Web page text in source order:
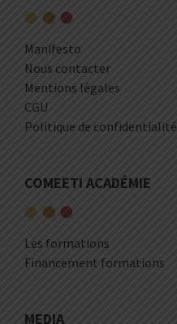
Manifesto
Nous contacter
Mentions légales
CGU
Politique de confidentialité
COMEETI ACADÉMIE
Les formations
Financement formations
MEDIA